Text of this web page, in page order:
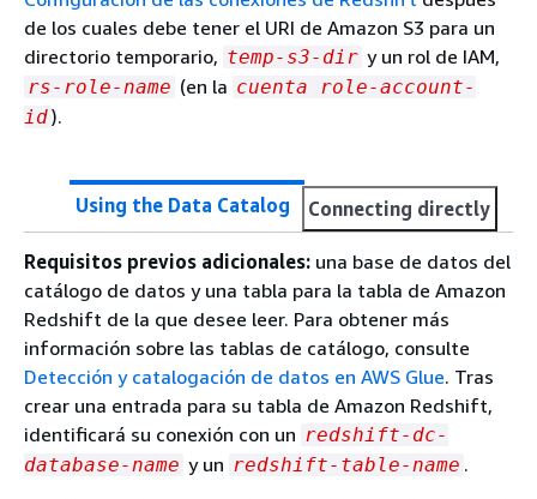
de los cuales debe tener el URI de Amazon S3 para un
directorio temporario, temp-s3-dir y un rol de IAM,
rs-role-name (en la cuenta role-account-
id).
Using the Data Catalog Connecting directly
Requisitos previos adicionales: una base de datos del
catálogo de datos y una tabla para la tabla de Amazon
Redshift de la que desee leer. Para obtener más
información sobre las tablas de catálogo, consulte
Detección y catalogación de datos en AWS Glue. Tras
crear una entrada para su tabla de Amazon Redshift,
identificará su conexión con un redshift-dc-
database-name y un redshift-table-name .